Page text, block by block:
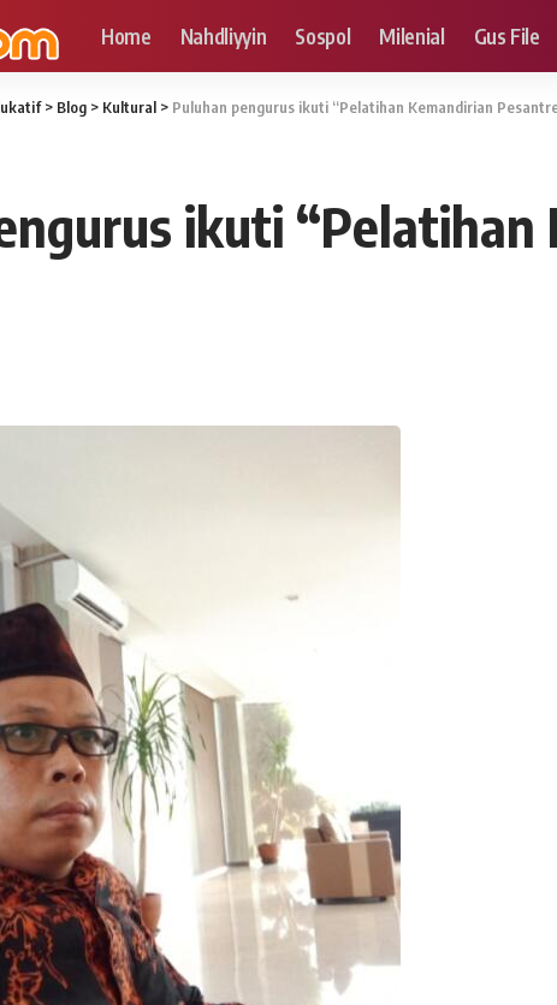
Home Nahdliyyin Sospol Milenial Gus File
> Blog > Kultural > Puluhan pengurus ikuti “Pelatihan Kemandirian
ikuti “Pelatihan